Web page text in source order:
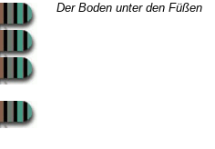
Der Boden unter den Füßen